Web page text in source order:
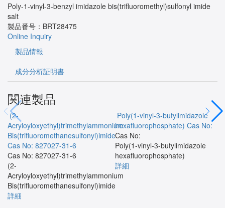
Poly-1-vinyl-3-benzyl imidazole bis(trifluoromethyl)sulfonyl imide
salt
製品番号： BRT28475
Online Inquiry
製品情報
成分分析証明書
関連製品
(2-
Acryloyloxyethyl)trimethylammonium
Bis(trifluoromethanesulfonyl)imide
Cas No: 827027-31-6
Cas No: 827027-31-6
(2-
Acryloyloxyethyl)trimethylammonium
Bis(trifluoromethanesulfonyl)imide
詳細
Poly(1-vinyl-3-butylimidazole
hexafluorophosphate) Cas No:
Cas No:
Poly(1-vinyl-3-butylimidazole
hexafluorophosphate)
詳細